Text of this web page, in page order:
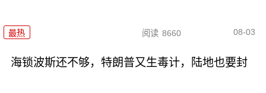
最热 阅读 8660 08-03
海锁波斯还不够，特朗普又生毒计，陆地也要封